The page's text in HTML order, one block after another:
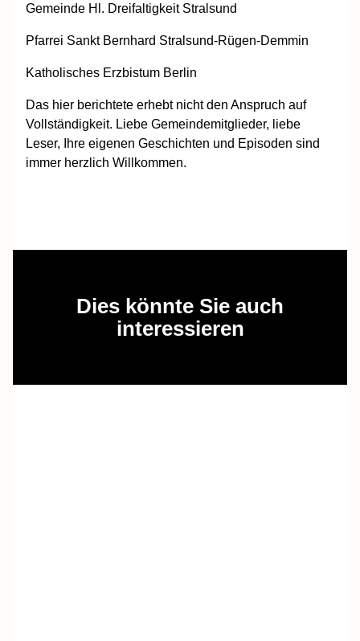
Gemeinde Hl. Dreifaltigkeit Stralsund
Pfarrei Sankt Bernhard Stralsund-Rügen-Demmin
Katholisches Erzbistum Berlin
Das hier berichtete erhebt nicht den Anspruch auf
Vollständigkeit. Liebe Gemeindemitglieder, liebe
Leser, Ihre eigenen Geschichten und Episoden sind
immer herzlich Willkommen.
Dies könnte Sie auch
interessieren